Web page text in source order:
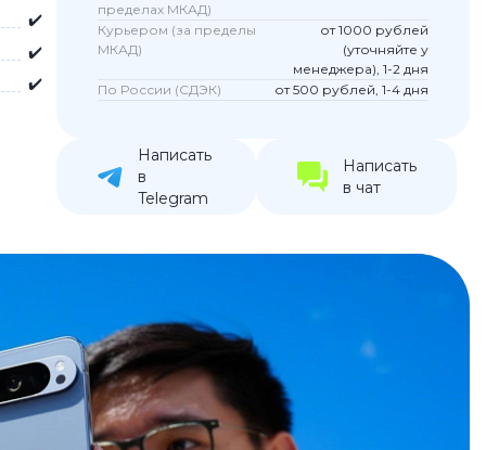
держатели
✔️
✔️
✔️
пределах МКАД)
Курьером (за пределы
МКАД)
от 1000 рублей
(уточняйте у
менеджера), 1-2 дня
По России (СДЭК)
от 500 рублей, 1-4 дня
Написать
в
Telegram
Написать
в чат